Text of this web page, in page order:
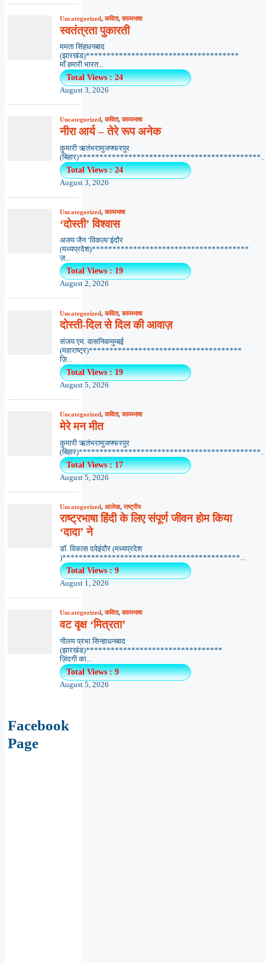
Uncategorized,कविता,काव्यभाषा
स्वतंत्रता पुकारती
ममता सिंहधनबाद
(झारखंड)*************************************
माँ हमारी भारत...
Total Views : 24
August 3, 2026
Uncategorized,कविता,काव्यभाषा
नीरा आर्य – तेरे रूप अनेक
कुमारी ऋतंभरामुजफ्फरपुर
Total Views : 24
August 3, 2026
Uncategorized,काव्यभाषा
‘दोस्ती’ विश्वास
अजय जैन ‘विकल्प’इंदौर
(मध्यप्रदेश)**************************************
ज़...
Total Views : 19
August 2, 2026
Uncategorized,कविता,काव्यभाषा
दोस्ती-दिल से दिल की आवाज़
संजय एम. वासनिकमुम्बई
(महाराष्ट्र)*************************************
ज़ि...
Total Views : 19
August 5, 2026
Uncategorized,कविता,काव्यभाषा
मेरे मन मीत
कुमारी ऋतंभरामुजफ्फरपुर
Total Views : 17
August 5, 2026
Uncategorized, आलेख,राष्ट्रीय
राष्ट्रभाषा हिंदी के लिए संपूर्ण जीवन होम किया
‘दादा’ ने
डॉ. विकास दवेइंदौर (मध्यप्रदेश
)*******************************************...
Total Views : 9
August 1, 2026
Uncategorized,कविता,काव्यभाषा
वट वृक्ष ‘मित्रता’
नीलम प्रभा सिन्हाधनबाद
(झारखंड)*********************************
ज़िंदगी का...
Total Views : 9
August 5, 2026
Facebook
Page